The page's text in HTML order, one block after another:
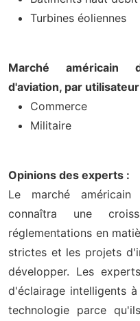
Turbines éoliennes
Marché américain
d'aviation, par
Commerce
Militaire
Opinions des experts :
Le marché
connaîtra une
réglementations en
strictes et les projets
développer. Les
d'éclairage intelligents
technologie parce